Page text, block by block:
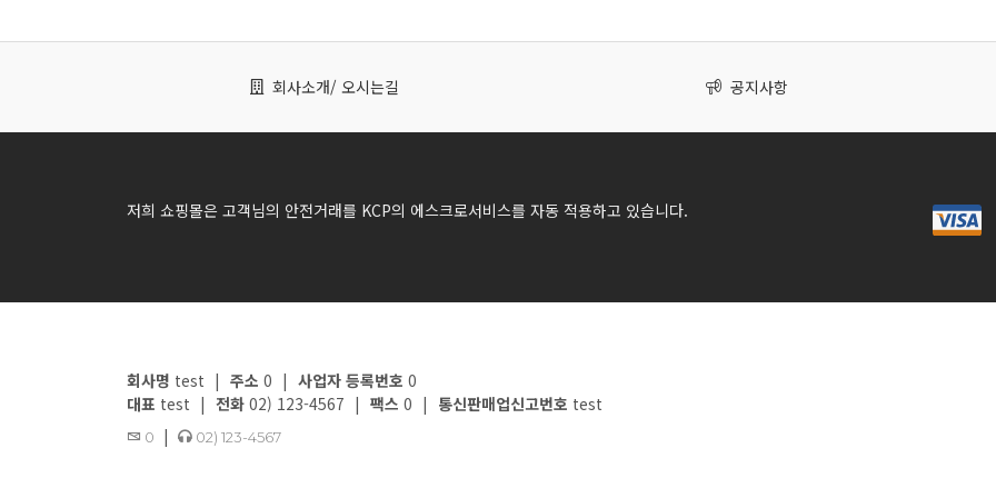
회사소개/ 오시는길 공지사항
저희 쇼핑몰은 고객님의 안전거래를 KCP의 에스크로서비스를 자동 적용하고 있습니다.
회사명 test | 주소 0 | 사업자 등록번호 0
대표 test | 전화 02) 123-4567 | 팩스 0 | 통신판매업신고번호 test
0 | 02) 123-4567